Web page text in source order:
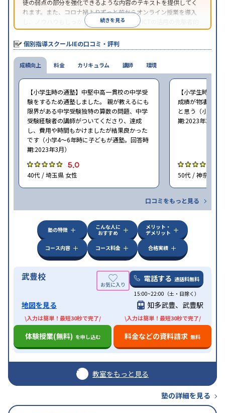
徒の弱点の部分を強化できるような内容のテキストを提供してく
れます。また、コロナ禍よりずっと前からオンライン授業を導入
し、ノウハウもしっかりとしています。AIやICTの活用の先駆者的
な個別指導塾です。
続きを見る
個別指導スクールIEの口コミ・評判
成績向上
【小学生時の通塾】中堅中高一貫校の中学受
験をするため通塾しました。 親が教えるにも
限界がある中学受験独特の算数の問題、中学
受験経験者の講師がついてくださり、達成
し、費用や時間もかけましたが結果良かった
です（小学4〜6年時に子どもが通塾。回答時
期:2023年3月）
5.0
40代 / 埼玉県 女性
【小学生時の通
成績が物凄く悪
と思う（小学6
期:2023年3月）
50代 / 神奈川県
口コミをもっと見る
料金 カリキュラム 講師 環境
塾の特徴
こんな人に
おすすめ
メリット・
デメリット
コース内容
コース料金 合格実績
武豊校 電話する 通話料無料
15:00~22:00（土・日除く）
地図を見る 知多武豊、武豊駅
\入力は簡単！最短30秒で完了/
体験授業(無料) を申し込む
\入力は簡単！最短30秒で完了/
料金などの資料請求 無料
教室をもっと見る
塾の詳細を見る